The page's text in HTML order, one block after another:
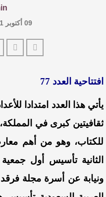
عتبات التأويل وقراءة التشكيل
عنترة بن شداد… الشاعر
09 أكتوبر 2021 08:14: م
افتتاحية العدد 77
يأتي هذا العدد امتدادا
ثقافيتين كبرى في
للكتاب، وهو من أهم
الثانية تأسيس أول
ونيابة عن أسرة مجلة فرقد